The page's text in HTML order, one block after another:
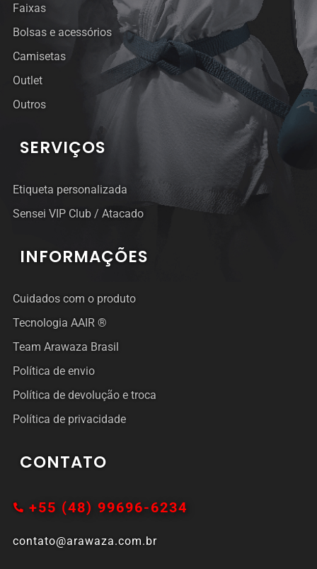
Faixas
Bolsas e acessórios
Camisetas
Outlet
Outros
SERVIÇOS
Etiqueta personalizada
Sensei VIP Club / Atacado
INFORMAÇÕES
Cuidados com o produto
Tecnologia AAIR ®
Team Arawaza Brasil
Política de envio
Política de devolução e troca
Política de privacidade
CONTATO
+55 (48) 99696-6234
contato@arawaza.com.br